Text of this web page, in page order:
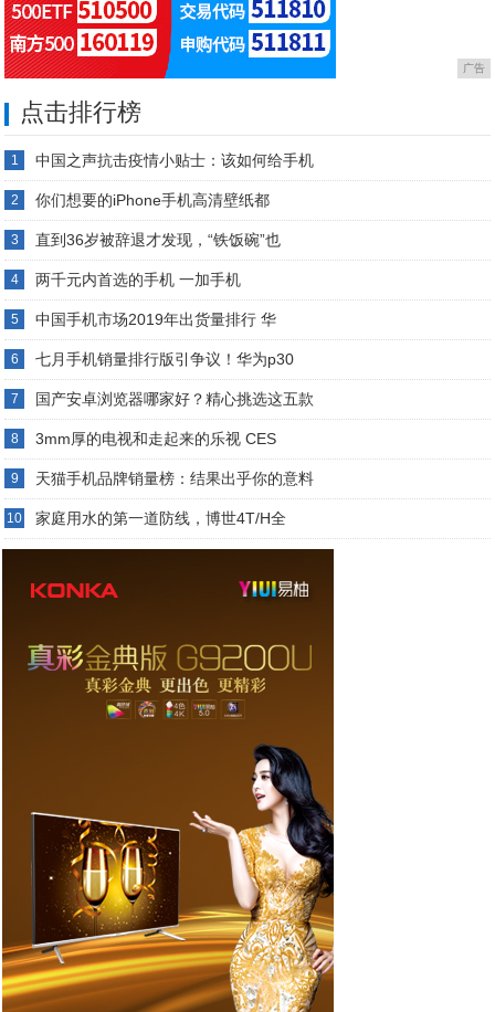
广告
点击排行榜
1 中国之声抗击疫情小贴士：该如何给手机
2 你们想要的iPhone手机高清壁纸都
3 直到36岁被辞退才发现，“铁饭碗”也
4 两千元内首选的手机 一加手机
5 中国手机市场2019年出货量排行 华
6 七月手机销量排行版引争议！华为p30
7 国产安卓浏览器哪家好？精心挑选这五款
8 3mm厚的电视和走起来的乐视 CES
9 天猫手机品牌销量榜：结果出乎你的意料
10 家庭用水的第一道防线，博世4T/H全